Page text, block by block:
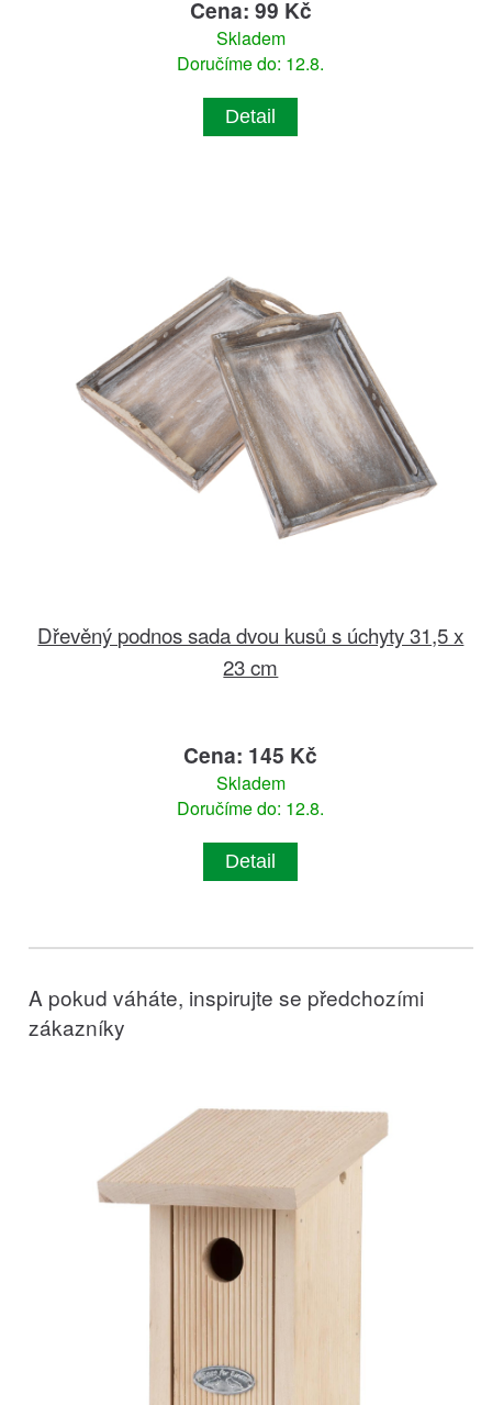
Cena: 99 Kč
Skladem
Doručíme do: 12.8.
Detail
Dřevěný podnos sada dvou kusů s úchyty 31,5 x
23 cm
Cena: 145 Kč
Skladem
Doručíme do: 12.8.
Detail
A pokud váháte, inspirujte se předchozími
zákazníky